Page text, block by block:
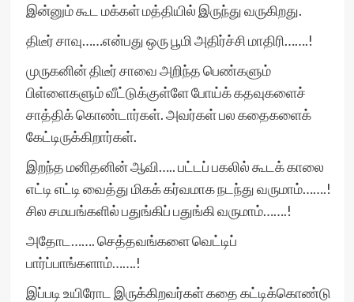
இன்னும் கூட மக்கள் மத்தியில் இருந்து வருகிறது.
திடீர் சாவு……என்பது ஒரு பூமி அதிர்ச்சி மாதிரி…….!
முருகனின் திடீர் சாவை அறிந்த பெண்களும்
பிள்ளைகளும் வீட்டுக்குள்ளே போய்க் கதவுகளைச்
சாத்திக் கொண்டார்கள். அவர்கள் பல கதைகளைக்
கேட்டிருக்கிறார்கள்.
இறந்த மனிதனின் ஆவி….. பட்டப் பகலில் கூடக் காலை
எட்டி எட்டி வைத்து மிகக் கர்வமாக நடந்து வருமாம்…….!
சில சமயங்களில் பதுங்கிப் பதுங்கி வருமாம்…….!
அதோட……. செத்தவங்களை வெட்டிப்
பார்ப்பாங்களாம்…….!
இப்படி உயிரோட இருக்கிறவர்கள் கதை கட்டிக்கொண்டு